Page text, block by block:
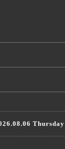
Thursday